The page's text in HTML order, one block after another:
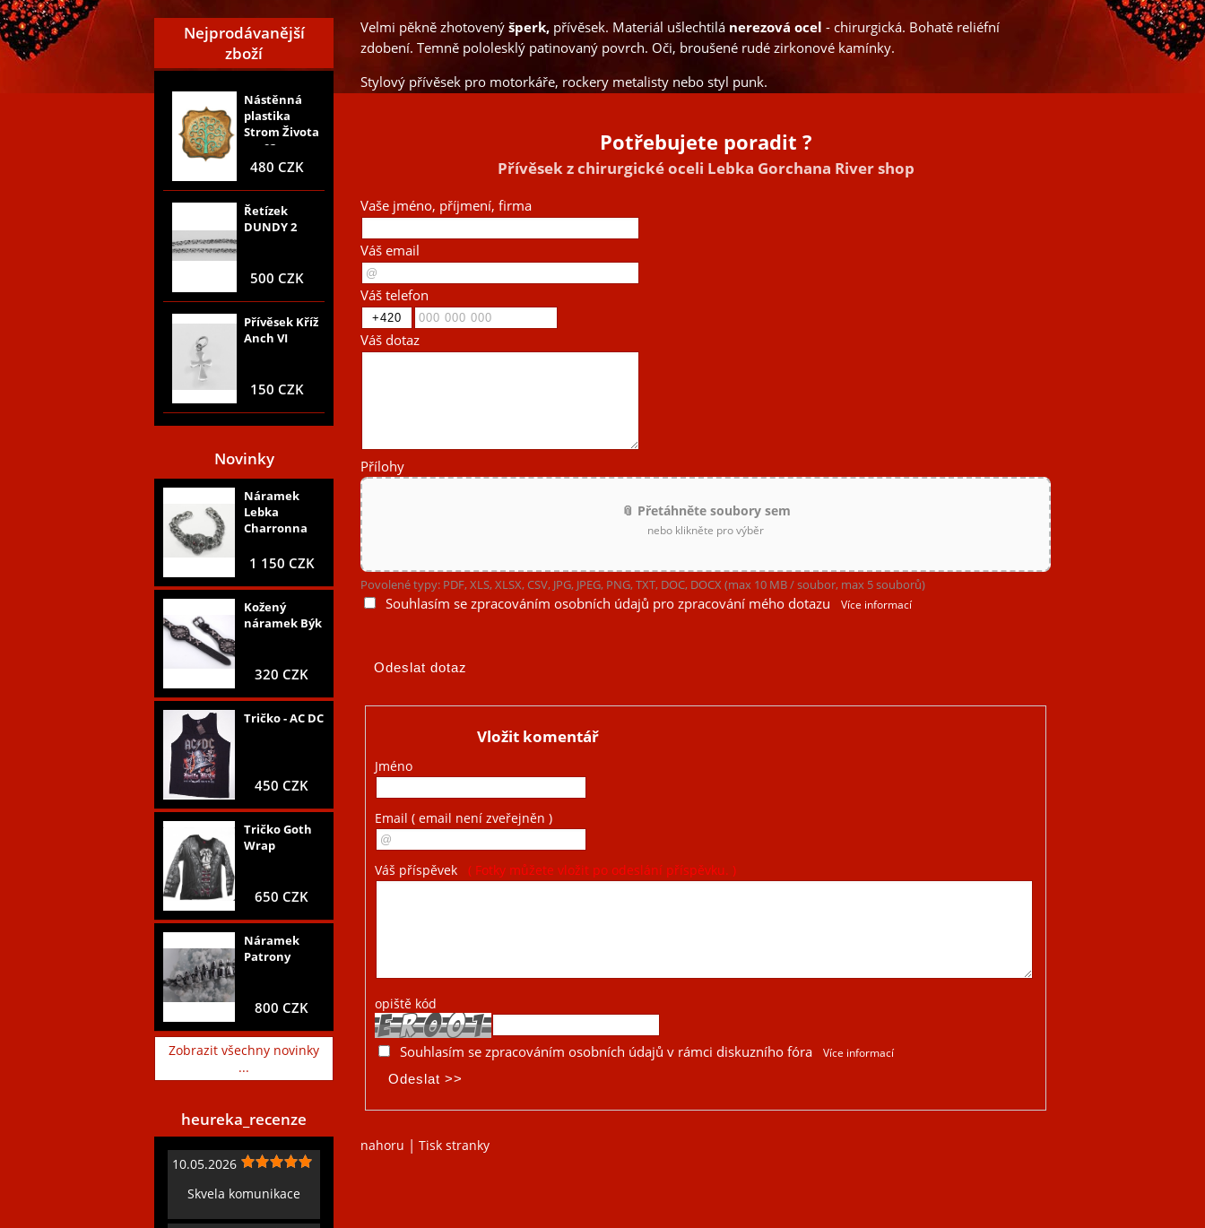
Velmi pěkně zhotovenýšperk, přívěsek. Materiál ušlechtilá nerezová ocel - chirurgická. Bohatě reliéfní
zdobení. Temně pololesklý patinovaný povrch. Oči, broušené rudé zirkonové kamínky.
Stylový přívěsek pro motorkáře, rockery metalisty nebo styl punk.
Potřebujete poradit ?
Přívěsek z chirurgické oceli Lebka Gorchana River shop
Vaše jméno, příjmení, firma
Váš email
Váš telefon
Váš dotaz
Přílohy
📎 Přetáhněte soubory sem
nebo klikněte pro výběr
Povolené typy: PDF, XLS, XLSX, CSV, JPG, JPEG, PNG, TXT, DOC, DOCX (max 10 MB / soubor, max 5 souborů)
Souhlasím se zpracováním osobních údajů pro zpracování mého dotazu Více informací
Vložit komentář
Jméno
Email ( email není zveřejněn )
Váš příspěvek ( Fotky můžete vložit po odeslání příspěvku. )
opiště kód
Souhlasím se zpracováním osobních údajů v rámci diskuzního fóra Více informací
nahoru | Tisk stranky
Nejprodávanější
zboží
Nástěnná
plastika
Strom Života
nr, 03
480 CZK
Řetízek
DUNDY 2
500 CZK
Přívěsek Kříž
Anch VI
150 CZK
Novinky
Náramek
Lebka
Charronna
1 150 CZK
Kožený
náramek Býk
320 CZK
Tričko - AC DC
450 CZK
Tričko Goth
Wrap
650 CZK
Náramek
Patrony
800 CZK
Zobrazit všechny novinky
...
heureka_recenze
10.05.2026
Skvela komunikace